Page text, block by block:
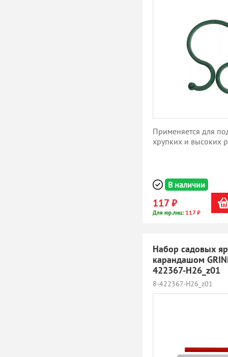
Применяется для
хрупких и высоких
В наличии
117 ₽
Для юр.лиц: 117 ₽
Набор садовых
карандашом
422367-H26_z01
8-422367-H26_z01